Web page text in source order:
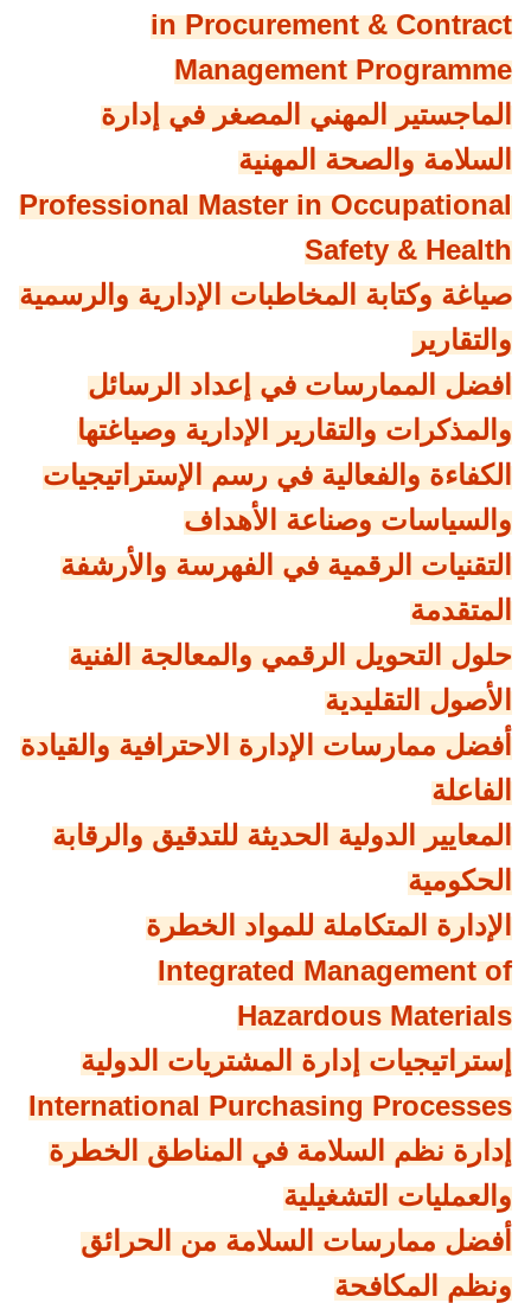
in Procurement & Contract
Management Programme
الماجستير المهني المصغر في إدارة
السلامة والصحة المهنية
Professional Master in Occupational
Safety & Health
صياغة وكتابة المخاطبات الإدارية والرسمية
والتقارير
افضل الممارسات في إعداد الرسائل
والمذكرات والتقارير الإدارية وصياغتها
الكفاءة والفعالية في رسم الإستراتيجيات
والسياسات وصناعة الأهداف
التقنيات الرقمية في الفهرسة والأرشفة
المتقدمة
حلول التحويل الرقمي والمعالجة الفنية
الأصول التقليدية
أفضل ممارسات الإدارة الاحترافية والقيادة
الفاعلة
المعايير الدولية الحديثة للتدقيق والرقابة
الحكومية
الإدارة المتكاملة للمواد الخطرة
Integrated Management of
Hazardous Materials
إستراتيجيات إدارة المشتريات الدولية
International Purchasing Processes
إدارة نظم السلامة في المناطق الخطرة
والعمليات التشغيلية
أفضل ممارسات السلامة من الحرائق
ونظم المكافحة